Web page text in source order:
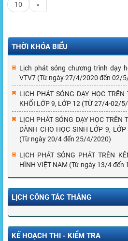
10
»
THỜI KHÓA BIỂU
Lịch phát sóng chương trình dạy
VTV7 (Từ ngày 27/4/2020 đến 02/
LỊCH PHÁT SÓNG DẠY HỌC
KHỐI LỚP 9, LỚP 12 (TỪ 27/4-02/
LỊCH PHÁT SÓNG DẠY HỌC TRÊN
DÀNH CHO HỌC SINH LỚP 9,
(Từ ngày 20/4 đến 25/4/2020)
LỊCH PHÁT SÓNG PHÁT TRÊN
HÌNH VIỆT NAM (Từ ngày 13/4
LỊCH CÔNG TÁC THÁNG
KẾ HOẠCH THI - KIỂM TRA